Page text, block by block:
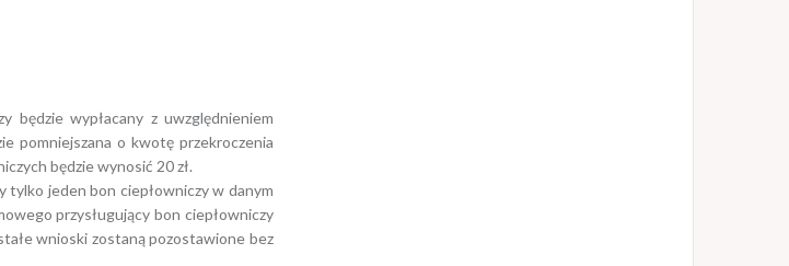
będzie wypłacany z uwzględnieniem
pomniejszana o kwotę przekroczenia
będzie wynosić 20 zł.
tylko jeden bon ciepłowniczy w danym
przysługujący bon ciepłowniczy
wnioski zostaną pozostawione bez